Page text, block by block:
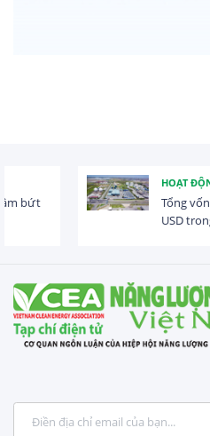
HOẠT ĐỘNG ĐẦU TƯ
Tổng vốn FDI đăng
USD trong 5 tháng...